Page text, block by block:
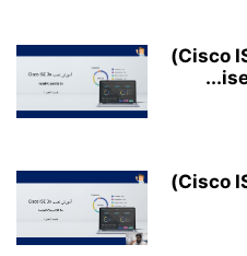
آموزش دوره سیسکو آیس (Cisco ISE)
آموزش دوره سیسکو آیس (Cisco ISE)